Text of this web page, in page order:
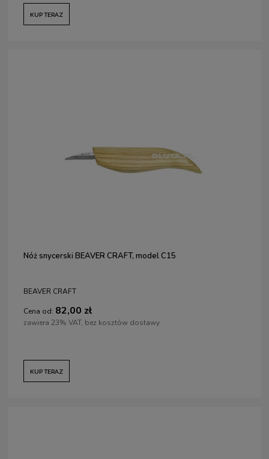
KUP TERAZ
Nóż snycerski BEAVER CRAFT, model C15
BEAVER CRAFT
Cena od: 82,00 zł
zawiera 23% VAT, bez kosztów dostawy
KUP TERAZ